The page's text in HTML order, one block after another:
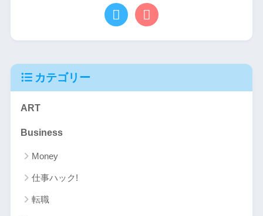
カテゴリー
ART
Business
Money
仕事ハック!
転職